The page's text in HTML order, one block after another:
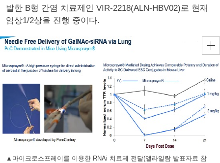
발한 B형 간염 치료제인 VIR-2218(ALN-HBV02)로 현재
임상1/2상을 진행 중이다.
▲마이크로스프레이를 이용한 RNAi 치료제 전달(앨라일람 발표자료 참